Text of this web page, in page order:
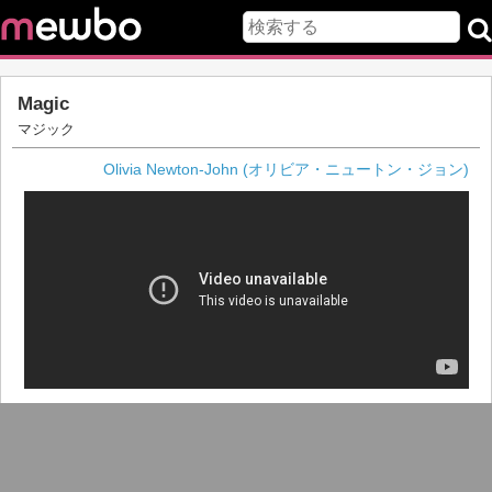
Magic
マジック
Olivia Newton-John (オリビア・ニュートン・ジョン)